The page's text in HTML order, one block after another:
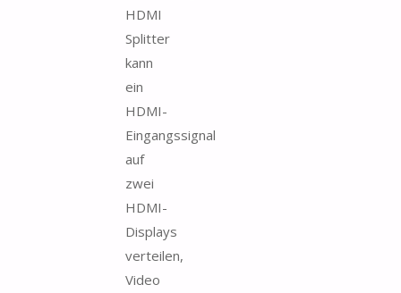
HDMI
Splitter
kann
ein
HDMI-
Eingangssignal
auf
zwei
HDMI-
Displays
verteilen,
Video